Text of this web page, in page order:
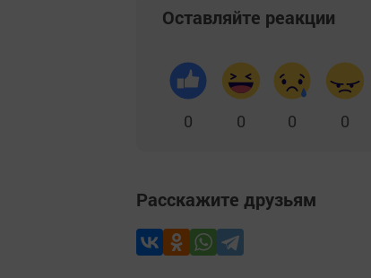
Оставляйте реакции
0 0 0 0
Расскажите друзьям